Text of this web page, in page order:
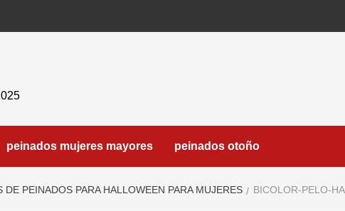
peinados mujeres mayores peinados otoño
DE PEINADOS PARA HALLOWEEN PARA MUJERES BICOLOR-PELO-